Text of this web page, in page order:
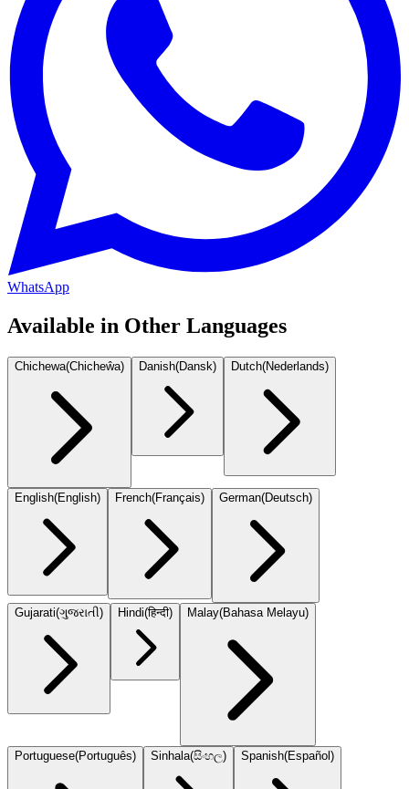
WhatsApp
Available in Other Languages
Chichewa(Chicheŵa) Danish(Dansk) Dutch(Nederlands)
English(English) French(Français) German(Deutsch)
Gujarati(ગુજરાતી) Hindi(हिन्दी) Malay(Bahasa Melayu)
Portuguese(Português) Sinhala(සිංහල) Spanish(Español)